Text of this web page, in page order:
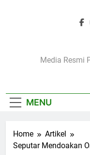
Media Resmi
MENU
Home
Artikel
Seputar Mendoakan